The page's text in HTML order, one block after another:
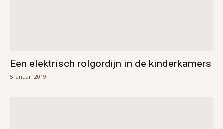
Een elektrisch rolgordijn in de kinderkamers
5 januari 2019